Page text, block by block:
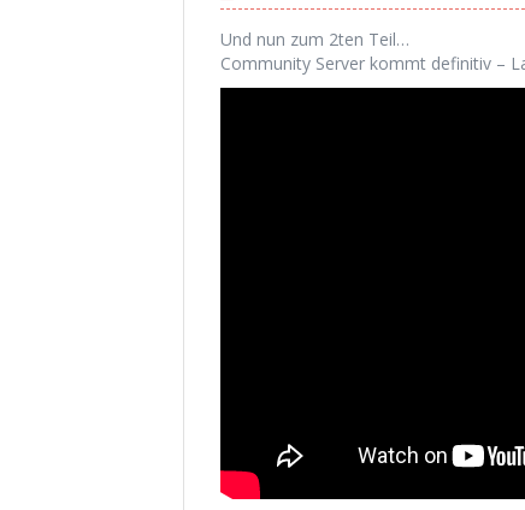
Und nun zum 2ten Teil…
Community Server kommt definitiv –